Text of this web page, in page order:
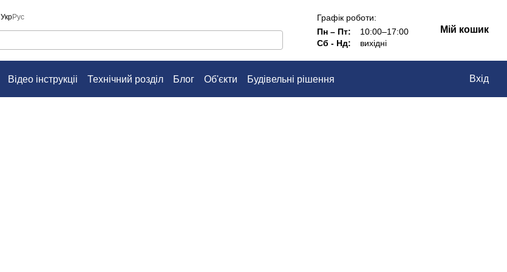
УкрРус
Графік роботи:
Пн – Пт:
10:00–17:00
Сб - Нд:
вихідні
Мій кошик
Відео інструкціі Технічний розділ Блог Об'єкти
Будівельні рішення
Вхід